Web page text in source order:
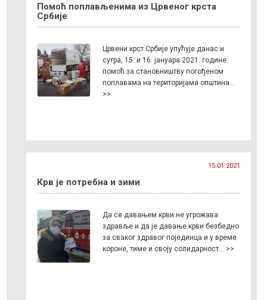
Помоћ поплављенима из Црвеног крста
Србије
Црвени крст Србије упућује данас и
сутра, 15. и 16. јануара 2021. године
помоћ за становништву погођеном
поплавама на територијама општина…
>>
15.01.2021
Крв је потребна и зими
Да се давањем крви не угрожава
здравље и да је давање крви безбедно
за сваког здравог појединца и у време
короне, тиме и своју солидарност… >>